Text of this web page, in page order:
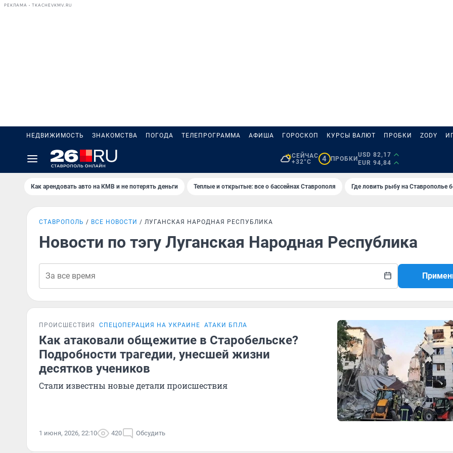
РЕКЛАМА • TKACHEVKMV.RU
НЕДВИЖИМОСТЬ ЗНАКОМСТВА ПОГОДА ТЕЛЕПРОГРАММА АФИША ГОРОСКОП КУРСЫ ВАЛЮТ ПРОБКИ ZODY
СЕЙЧАС
+32°C
4 ПРОБКИ
USD 82,17
EUR 94,84
Как арендовать авто на КМВ и не потерять деньги Теплые и открытые: все о бассейнах Ставрополя Где ловить рыбу на Ставрополье
СТАВРОПОЛЬ ВСЕ НОВОСТИ ЛУГАНСКАЯ НАРОДНАЯ РЕСПУБЛИКА
Новости по тэгу Луганская Народная Республика
ПРОИСШЕСТВИЯ СПЕЦОПЕРАЦИЯ НА УКРАИНЕ АТАКИ БПЛА
Как атаковали общежитие в Старобельске?
Подробности трагедии, унесшей жизни
десятков учеников
Стали известны новые детали происшествия
1 июня, 2026, 22:10 420 Обсудить